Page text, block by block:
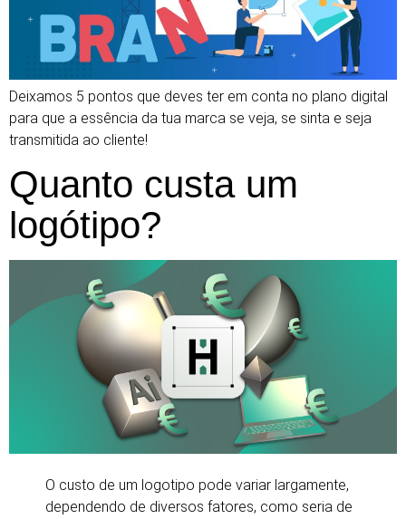
Deixamos 5 pontos que deves ter em conta no plano digital
para que a essência da tua marca se veja, se sinta e seja
transmitida ao cliente!
Quanto custa um
logótipo?
O custo de um logotipo pode variar largamente,
dependendo de diversos fatores, como seria de